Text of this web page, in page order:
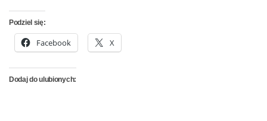
Podziel się:
Facebook X
Dodaj do ulubionych: